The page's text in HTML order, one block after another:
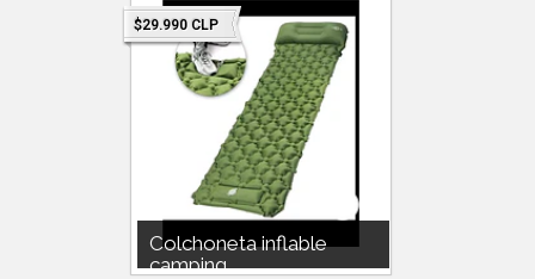
$29.990 CLP
Colchoneta inflable
camping...